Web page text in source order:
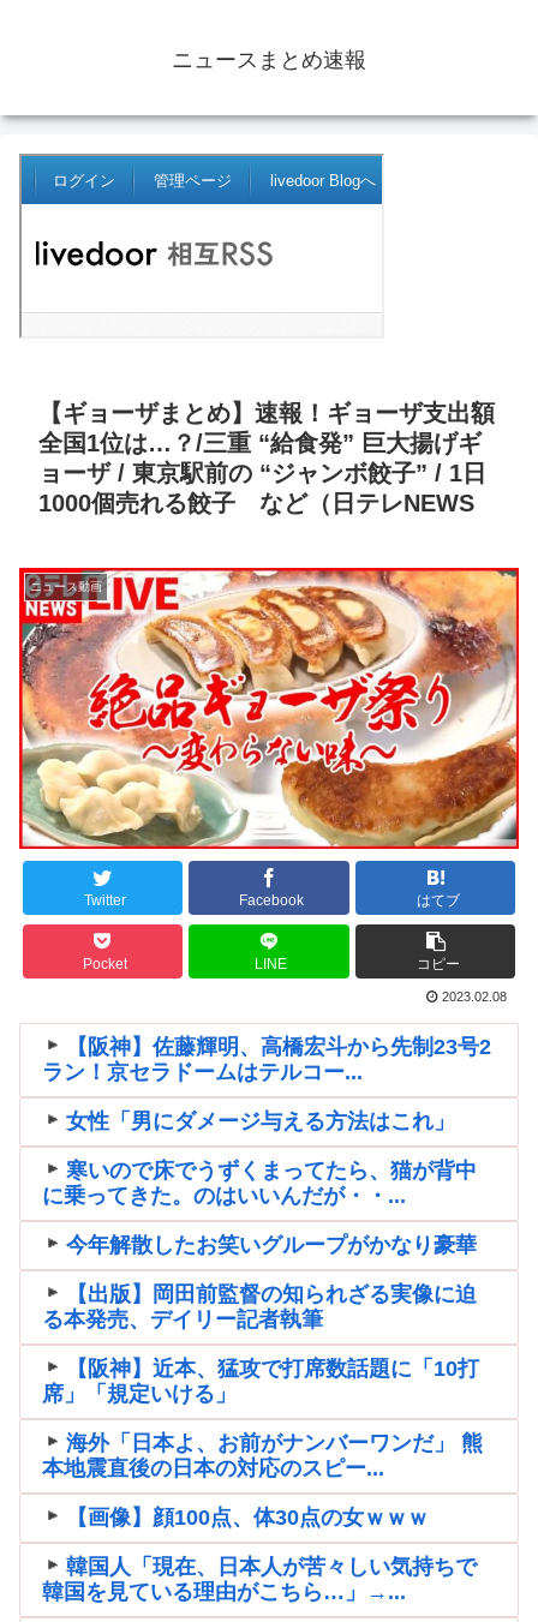
ニュースまとめ速報
【ギョーザまとめ】速報！ギョーザ支出額
全国1位は…？/三重 “給食発” 巨大揚げギ
ョーザ / 東京駅前の “ジャンボ餃子” / 1日
1000個売れる餃子 など（日テレNEWS
ニュース動画
Twitter Facebook はてブ
Pocket LINE コピー
2023.02.08
【阪神】佐藤輝明、高橋宏斗から先制23号2
ラン！京セラドームはテルコー...
女性「男にダメージ与える方法はこれ」
寒いので床でうずくまってたら、猫が背中
に乗ってきた。のはいいんだが・・...
今年解散したお笑いグループがかなり豪華
【出版】岡田前監督の知られざる実像に迫
る本発売、デイリー記者執筆
【阪神】近本、猛攻で打席数話題に「10打
席」「規定いける」
海外「日本よ、お前がナンバーワンだ」 熊
本地震直後の日本の対応のスピー...
【画像】顔100点、体30点の女ｗｗｗ
韓国人「現在、日本人が苦々しい気持ちで
韓国を見ている理由がこちら…」→...